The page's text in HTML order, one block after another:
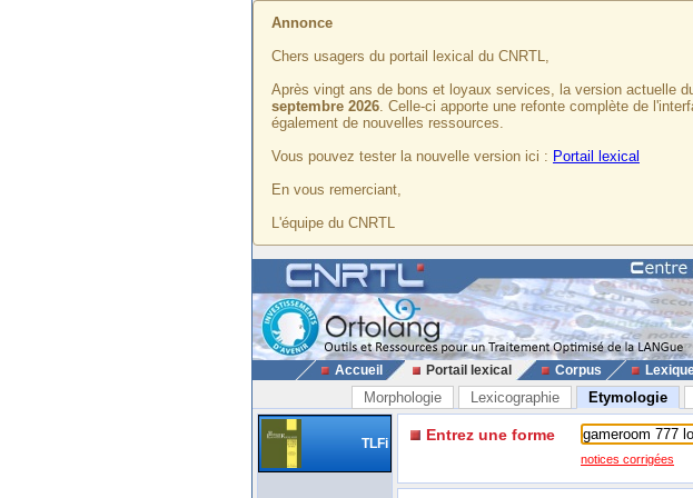
Annonce
Chers usagers du portail lexical du CNRTL,
Après vingt ans de bons et loyaux services, la version actuelle
septembre 2026. Celle-ci apporte une refonte complète de
également de nouvelles ressources.
Vous pouvez tester la nouvelle version ici : Portail lexical
En vous remerciant,
L'équipe du CNRTL
Accueil Portail lexical Corpus
Morphologie Lexicographie Etymologie
TLFi Entrez une forme
notices corrigées